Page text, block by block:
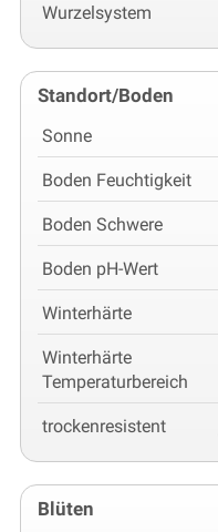
Wurzelsystem
Standort/Boden
Sonne
Boden Feuchtigkeit
Boden Schwere
Boden pH-Wert
Winterhärte
Winterhärte
Temperaturbereich
trockenresistent
Blüten